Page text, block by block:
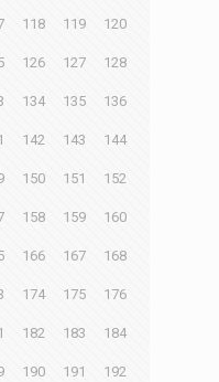
118 119 120
126 127 128
134 135 136
142 143 144
150 151 152
158 159 160
166 167 168
174 175 176
182 183 184
190 191 192